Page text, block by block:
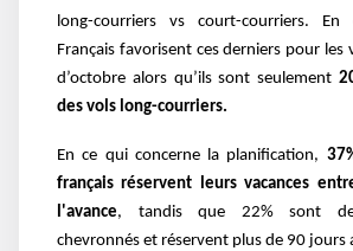
long-courriers vs court-courriers.
Français favorisent ces derniers pour les
d’octobre alors qu’ils sont seulement
des vols long-courriers.
En ce qui concerne la planification,
français réservent leurs vacances
l'avance, tandis que 22% sont
chevronnés et réservent plus de 90 jours